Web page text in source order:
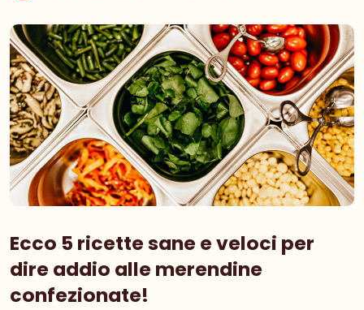
Ecco 5 ricette sane e veloci per
dire addio alle merendine
confezionate!